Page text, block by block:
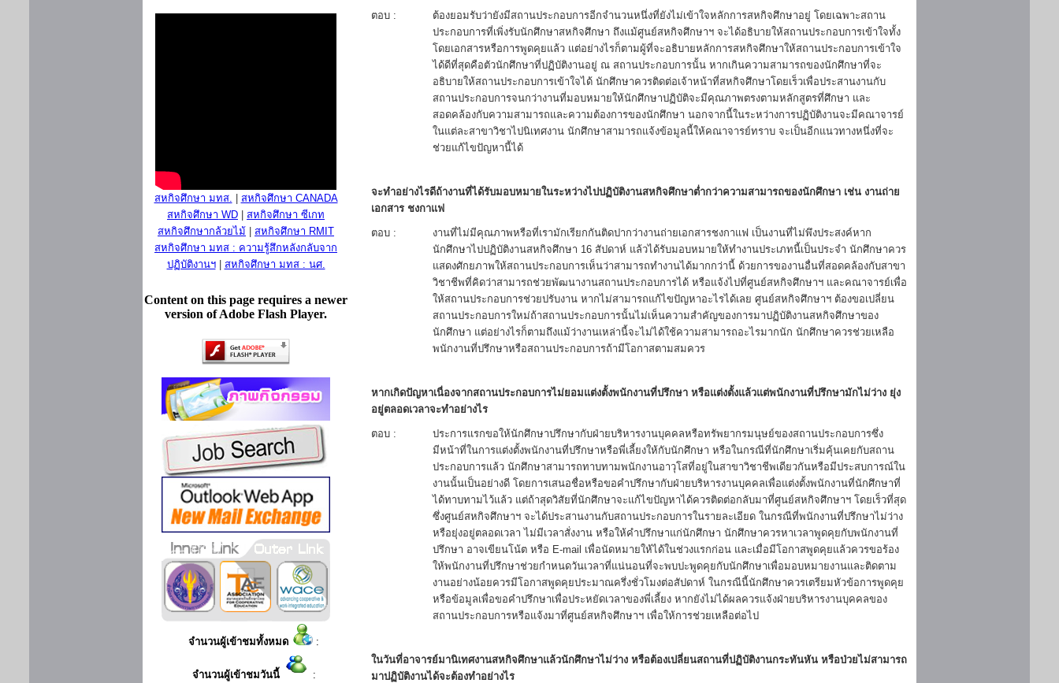
สหกิจศึกษา มทส.
สหกิจศึกษา CANADA
สหกิจศึกษา WD
สหกิจศึกษา ซีเกท
สหกิจศึกษากล้วยไม้
สหกิจศึกษา RMIT
สหกิจศึกษา มทส : ความรู้สึกหลังกลับจาก
ปฏิบัติงานฯ| สหกิจศึกษา มทส : นศ.
Content on this page requires a newer
version of Adobe Flash Player.
จำนวนผู้เข้าชมทั้งหมด :
จำนวนผู้เข้าชมวันนี้ :
ตอบ :
ต้องยอมรับว่ายังมีสถานประกอบการอีกจำนวนหนึ่งที่ยังไม่เข้าใจหลักการสหกิจศึกษาอยู่ โดยเฉพาะสถาน
ประกอบการที่เพิ่งรับนักศึกษาสหกิจศึกษา ถึงแม้ศูนย์สหกิจศึกษาฯ จะได้อธิบายให้สถานประกอบการเข้าใจทั้ง
โดยเอกสารหรือการพูดคุยแล้ว แต่อย่างไรก็ตามผู้ที่จะอธิบายหลักการสหกิจศึกษาให้สถานประกอบการเข้าใจ
ได้ดีที่สุดคือตัวนักศึกษาที่ปฏิบัติงานอยู่ ณ สถานประกอบการนั้น หากเกินความสามารถของนักศึกษาที่จะ
อธิบายให้สถานประกอบการเข้าใจได้ นักศึกษาควรติดต่อเจ้าหน้าที่สหกิจศึกษาโดยเร็วเพื่อประสานงานกับ
สถานประกอบการจนกว่างานที่มอบหมายให้นักศึกษาปฏิบัติจะมีคุณภาพตรงตามหลักสูตรที่ศึกษา และ
สอดคล้องกับความสามารถและความต้องการของนักศึกษา นอกจากนี้ในระหว่างการปฏิบัติงานจะมีคณาจารย์
ในแต่ละสาขาวิชาไปนิเทศงาน นักศึกษาสามารถแจ้งข้อมูลนี้ให้คณาจารย์ทราบ จะเป็นอีกแนวทางหนึ่งที่จะ
ช่วยแก้ไขปัญหานี้ได้
จะทำอย่างไรดีถ้างานที่ได้รับมอบหมายในระหว่างไปปฏิบัติงานสหกิจศึกษาต่ำกว่าความสามารถของนักศึกษา เช่น งานถ่าย
เอกสาร ชงกาแฟ
ตอบ :
งานที่ไม่มีคุณภาพหรือที่เรามักเรียกกันติดปากว่างานถ่ายเอกสารชงกาแฟ เป็นงานที่ไม่พึงประสงค์หาก
นักศึกษาไปปฏิบัติงานสหกิจศึกษา 16 สัปดาห์ แล้วได้รับมอบหมายให้ทำงานประเภทนี้เป็นประจำ นักศึกษาควร
แสดงศักยภาพให้สถานประกอบการเห็นว่าสามารถทำงานได้มากกว่านี้ ด้วยการของานอื่นที่สอดคล้องกับสาขา
วิชาชีพที่คิดว่าสามารถช่วยพัฒนางานสถานประกอบการได้ หรือแจ้งไปที่ศูนย์สหกิจศึกษาฯ และคณาจารย์เพื่อ
ให้สถานประกอบการช่วยปรับงาน หากไม่สามารถแก้ไขปัญหาอะไรได้เลย ศูนย์สหกิจศึกษาฯ ต้องขอเปลี่ยน
สถานประกอบการใหม่ถ้าสถานประกอบการนั้นไม่เห็นความสำคัญของการมาปฏิบัติงานสหกิจศึกษาของ
นักศึกษา แต่อย่างไรก็ตามถึงแม้ว่างานเหล่านี้จะไม่ได้ใช้ความสามารถอะไรมากนัก นักศึกษาควรช่วยเหลือ
พนักงานที่ปรึกษาหรือสถานประกอบการถ้ามีโอกาสตามสมควร
หากเกิดปัญหาเนื่องจากสถานประกอบการไม่ยอมแต่งตั้งพนักงานที่ปรึกษา หรือแต่งตั้งแล้วแต่พนักงานที่ปรึกษามักไม่ว่าง ยุ่ง
อยู่ตลอดเวลาจะทำอย่างไร
ตอบ :
ประการแรกขอให้นักศึกษาปรึกษากับฝ่ายบริหารงานบุคคลหรือทรัพยากรมนุษย์ของสถานประกอบการซึ่ง
มีหน้าที่ในการแต่งตั้งพนักงานที่ปรึกษาหรือพี่เลี้ยงให้กับนักศึกษา หรือในกรณีที่นักศึกษาเริ่มคุ้นเคยกับสถาน
ประกอบการแล้ว นักศึกษาสามารถทาบทามพนักงานอาวุโสที่อยู่ในสาขาวิชาชีพเดียวกันหรือมีประสบการณ์ใน
งานนั้นเป็นอย่างดี โดยการเสนอชื่อหรือขอคำปรึกษากับฝ่ายบริหารงานบุคคลเพื่อแต่งตั้งพนักงานที่นักศึกษาที่
ได้ทาบทามไว้แล้ว แต่ถ้าสุดวิสัยที่นักศึกษาจะแก้ไขปัญหาได้ควรติดต่อกลับมาที่ศูนย์สหกิจศึกษาฯ โดยเร็วที่สุด
ซึ่งศูนย์สหกิจศึกษาฯ จะได้ประสานงานกับสถานประกอบการในรายละเอียด ในกรณีที่พนักงานที่ปรึกษาไม่ว่าง
หรือยุ่งอยู่ตลอดเวลา ไม่มีเวลาสั่งงาน หรือให้คำปรึกษาแก่นักศึกษา นักศึกษาควรหาเวลาพูดคุยกับพนักงานที่
ปรึกษา อาจเขียนโน้ต หรือ E-mail เพื่อนัดหมายให้ได้ในช่วงแรกก่อน และเมื่อมีโอกาสพูดคุยแล้วควรขอร้อง
ให้พนักงานที่ปรึกษาช่วยกำหนดวันเวลาที่แน่นอนที่จะพบปะพูดคุยกับนักศึกษาเพื่อมอบหมายงานและติดตาม
งานอย่างน้อยควรมีโอกาสพูดคุยประมาณครึ่งชั่วโมงต่อสัปดาห์ ในกรณีนี้นักศึกษาควรเตรียมหัวข้อการพูดคุย
หรือข้อมูลเพื่อขอคำปรึกษาเพื่อประหยัดเวลาของพี่เลี้ยง หากยังไม่ได้ผลควรแจ้งฝ่ายบริหารงานบุคคลของ
สถานประกอบการหรือแจ้งมาที่ศูนย์สหกิจศึกษาฯ เพื่อให้การช่วยเหลือต่อไป
ในวันที่อาจารย์มานิเทศงานสหกิจศึกษาแล้วนักศึกษาไม่ว่าง หรือต้องเปลี่ยนสถานที่ปฏิบัติงานกระทันหัน หรือป่วยไม่สามารถ
มาปฏิบัติงานได้จะต้องทำอย่างไร